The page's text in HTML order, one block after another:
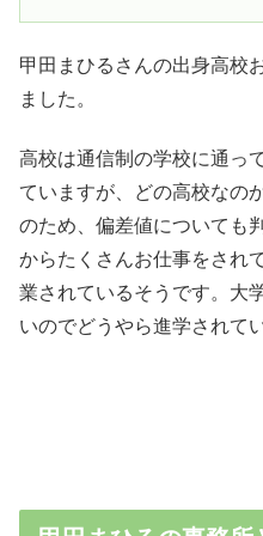
甲田まひるさんの出身高校
ました。
高校は通信制の学校に通っ
ていますが、どの高校なの
のため、偏差値についても
からたくさんお仕事をされ
業されているそうです。大
いのでどうやら進学されて